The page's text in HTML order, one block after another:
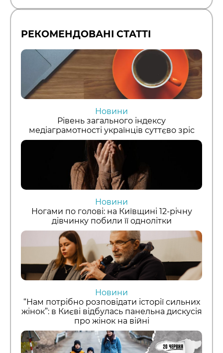
РЕКОМЕНДОВАНІ СТАТТІ
Новини
Рівень загального індексу
медіаграмотності українців суттєво зріс
Новини
Ногами по голові: на Київщині 12-річну
дівчинку побили її однолітки
Новини
“Нам потрібно розповідати історії сильних
жінок”: в Києві відбулась панельна дискусія
про жінок на війні